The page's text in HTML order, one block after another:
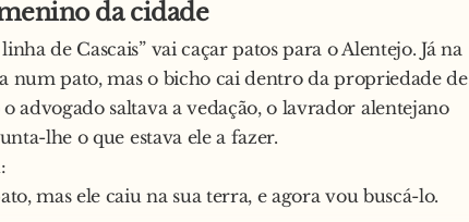
da cidade
de Cascais” vai caçar patos para o Alentejo. Já na
num pato, mas o bicho cai dentro da propriedade de
advogado saltava a vedação, o lavrador alentejano
lhe o que estava ele a fazer.
mas ele caiu na sua terra, e agora vou buscá-lo.